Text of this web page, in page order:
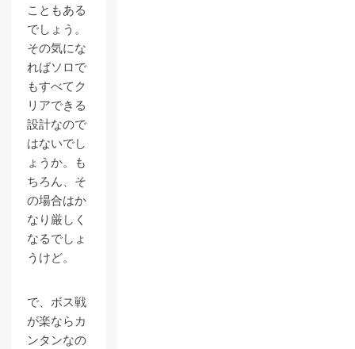
こともある
でしょう。
その気にな
ればソロで
もすべてク
リアできる
設計なので
はないでし
ょうか。も
ちろん、そ
の場合はか
なり厳しく
なるでしょ
うけど。
で、ボス戦
が楽ならカ
ンタンなの